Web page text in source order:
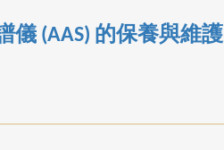
儀 (AAS) 的保養與維護